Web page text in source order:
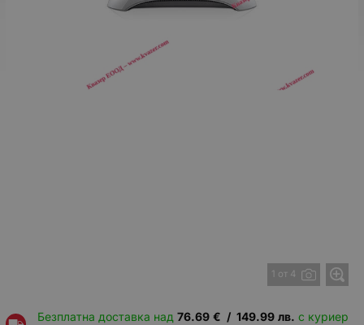
1 от 4
Безплатна доставка над 76.69 € / 149.99 лв. с куриер